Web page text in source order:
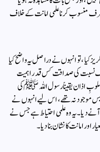
منسوب کرنا علمی امانت کے خلاف
تو انہوں نے دراصل یہ واضح کیا
نسبت کی صداقت کس قدر اہمیت
اذان یقیناً رسول اللہ ﷺ کی
موجود نہ تھے، اس لیے انہوں نے
دیا۔ یہ وہ علمی احتیاط ہے جس نے
امانت کا نشان بنا دیا۔